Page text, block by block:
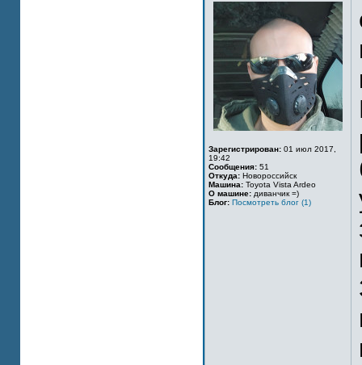
Зарегистрирован: 01 июл 2017,
19:42
Сообщения: 51
Откуда: Новороссийск
Машина: Toyota Vista Ardeo
О машине: диванчик =)
Блог: Посмотреть блог (1)